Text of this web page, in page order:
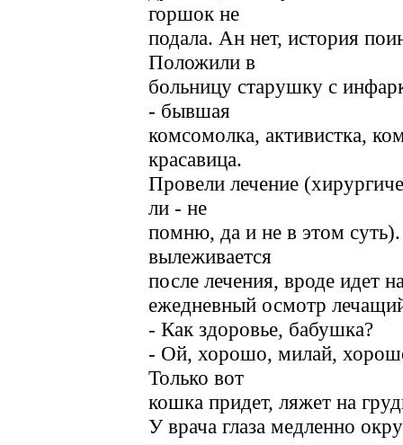
горшок не
подала. Ан нет, история
Положили в
больницу старушку с
- бывшая
комсомолка, активистка,
красавица.
Провели лечение
ли - не
помню, да и не в этом
вылеживается
после лечения, вроде идет
ежедневный осмотр
- Как здоровье, бабушка?
- Ой, хорошо, милай,
Только вот
кошка придет, ляжет на
У врача глаза медленно